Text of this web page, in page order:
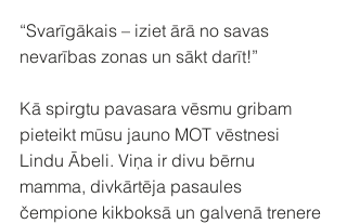
“Svarīgākais – iziet ārā no savas
nevarības zonas un sākt darīt!”⁠
Kā spirgtu pavasara vēsmu gribam
pieteikt mūsu jauno MOT vēstnesi
Lindu Ābeli. Viņa ir divu bērnu
mamma, divkārtēja pasaules
čempione kikboksā un galvenā trenere